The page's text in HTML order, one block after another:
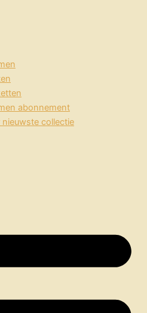
abonnement
nieuwste collectie